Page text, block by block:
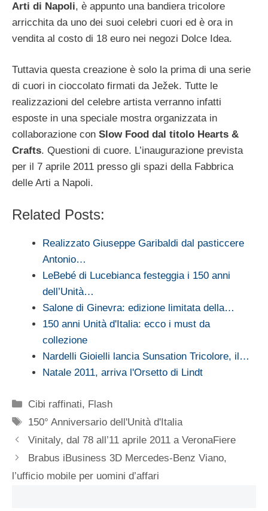
Arti di Napoli, è appunto una bandiera tricolore
arricchita da uno dei suoi celebri cuori ed è ora in
vendita al costo di 18 euro nei negozi Dolce Idea.
Tuttavia questa creazione è solo la prima di una serie
di cuori in cioccolato firmati da Ježek. Tutte le
realizzazioni del celebre artista verranno infatti
esposte in una speciale mostra organizzata in
collaborazione con Slow Food dal titolo Hearts &
Crafts. Questioni di cuore. L’inaugurazione prevista
per il 7 aprile 2011 presso gli spazi della Fabbrica
delle Arti a Napoli.
Related Posts:
Realizzato Giuseppe Garibaldi dal pasticcere
Antonio…
LeBebé di Lucebianca festeggia i 150 anni
dell’Unità…
Salone di Ginevra: edizione limitata della…
150 anni Unità d'Italia: ecco i must da
collezione
Nardelli Gioielli lancia Sunsation Tricolore, il…
Natale 2011, arriva l'Orsetto di Lindt
Categorie
Cibi raffinati, Flash
Tag
150° Anniversario dell'Unità d'Italia
Vinitaly, dal 78 all’11 aprile 2011 a VeronaFiere
Brabus iBusiness 3D Mercedes-Benz Viano,
l’ufficio mobile per uomini d’affari